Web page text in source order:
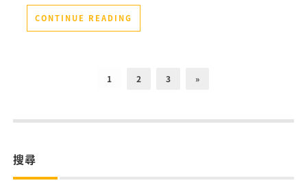
CONTINUE READING
1 2 3 »
搜尋